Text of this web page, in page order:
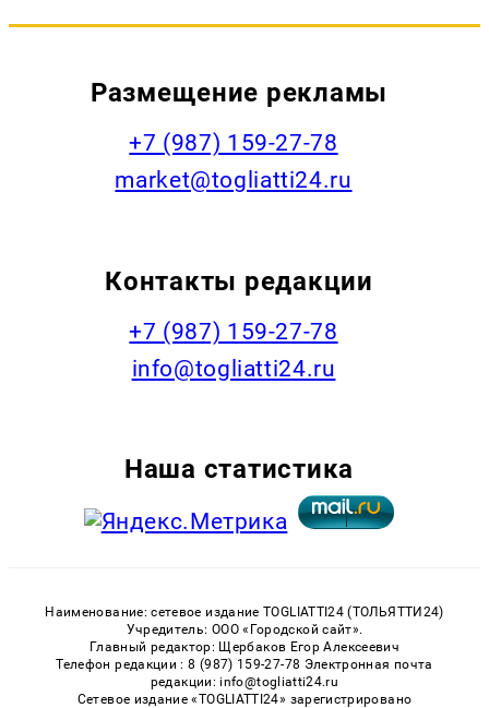
Размещение рекламы
+7 (987) 159-27-78
market@togliatti24.ru
Контакты редакции
+7 (987) 159-27-78
info@togliatti24.ru
Наша статистика
Наименование: сетевое издание TOGLIATTI24 (ТОЛЬЯТТИ24)
Учредитель: ООО «Городской сайт».
Главный редактор: Щербаков Егор Алексеевич
Телефон редакции : 8 (987) 159-27-78 Электронная почта
редакции: info@togliatti24.ru
Сетевое издание «TOGLIATTI24» зарегистрировано